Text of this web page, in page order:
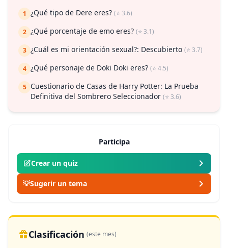
1 ¿Qué tipo de Dere eres? (⭐ 3.6)
2 ¿Qué porcentaje de emo eres? (⭐ 3.1)
3 ¿Cuál es mi orientación sexual?: Descubierto (⭐ 3.7)
4 ¿Qué personaje de Doki Doki eres? (⭐ 4.5)
5 Cuestionario de Casas de Harry Potter: La Prueba
Definitiva del Sombrero Seleccionador (⭐ 3.6)
Participa
Crear un quiz
💡Sugerir un tema
Clasificación (este mes)